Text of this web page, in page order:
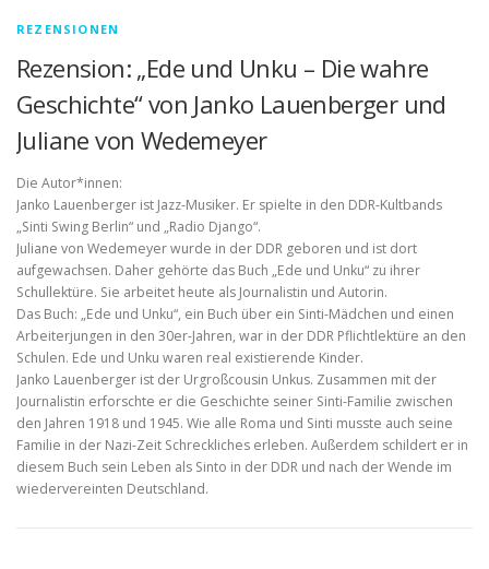
REZENSIONEN
Rezension: „Ede und Unku – Die wahre
Geschichte“ von Janko Lauenberger und
Juliane von Wedemeyer
Die Autor*innen:
Janko Lauenberger ist Jazz-Musiker. Er spielte in den DDR-Kultbands
„Sinti Swing Berlin“ und „Radio Django“.
Juliane von Wedemeyer wurde in der DDR geboren und ist dort
aufgewachsen. Daher gehörte das Buch „Ede und Unku“ zu ihrer
Schullektüre. Sie arbeitet heute als Journalistin und Autorin.
Das Buch: „Ede und Unku“, ein Buch über ein Sinti-Mädchen und einen
Arbeiterjungen in den 30er-Jahren, war in der DDR Pflichtlektüre an den
Schulen. Ede und Unku waren real existierende Kinder.
Janko Lauenberger ist der Urgroßcousin Unkus. Zusammen mit der
Journalistin erforschte er die Geschichte seiner Sinti-Familie zwischen
den Jahren 1918 und 1945. Wie alle Roma und Sinti musste auch seine
Familie in der Nazi-Zeit Schreckliches erleben. Außerdem schildert er in
diesem Buch sein Leben als Sinto in der DDR und nach der Wende im
wiedervereinten Deutschland.